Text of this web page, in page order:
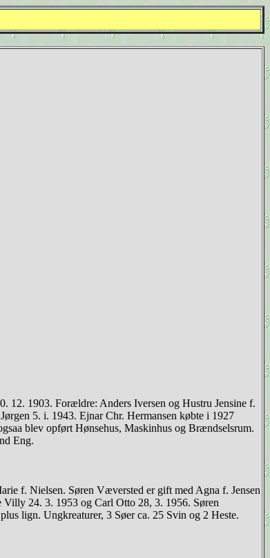
12. 1903. Forældre: Anders Iversen og Hustru Jensine f.
5. i. 1943. Ejnar Chr. Hermansen købte i 1927
blev opført Hønsehus, Maskinhus og Brændselsrum.
Eng.
f. Nielsen. Søren Væversted er gift med Agna f. Jensen
24. 3. 1953 og Carl Otto 28, 3. 1956. Søren
lign. Ungkreaturer, 3 Søer ca. 25 Svin og 2 Heste.